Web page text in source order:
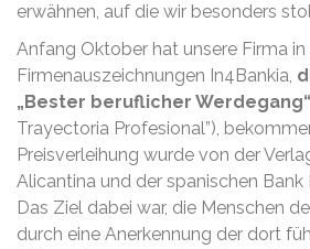
erwähnen, auf die wir besonders
Anfang Oktober hat unsere Firma in
Firmenauszeichnungen In4Bankia,
„Bester beruflicher Werdegang“
Trayectoria Profesional”),
Preisverleihung wurde von der
Alicantina und der spanischen Bank
Das Ziel dabei war, die Menschen
durch eine Anerkennung der dort